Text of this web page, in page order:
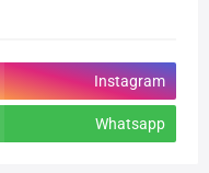
Instagram
Whatsapp